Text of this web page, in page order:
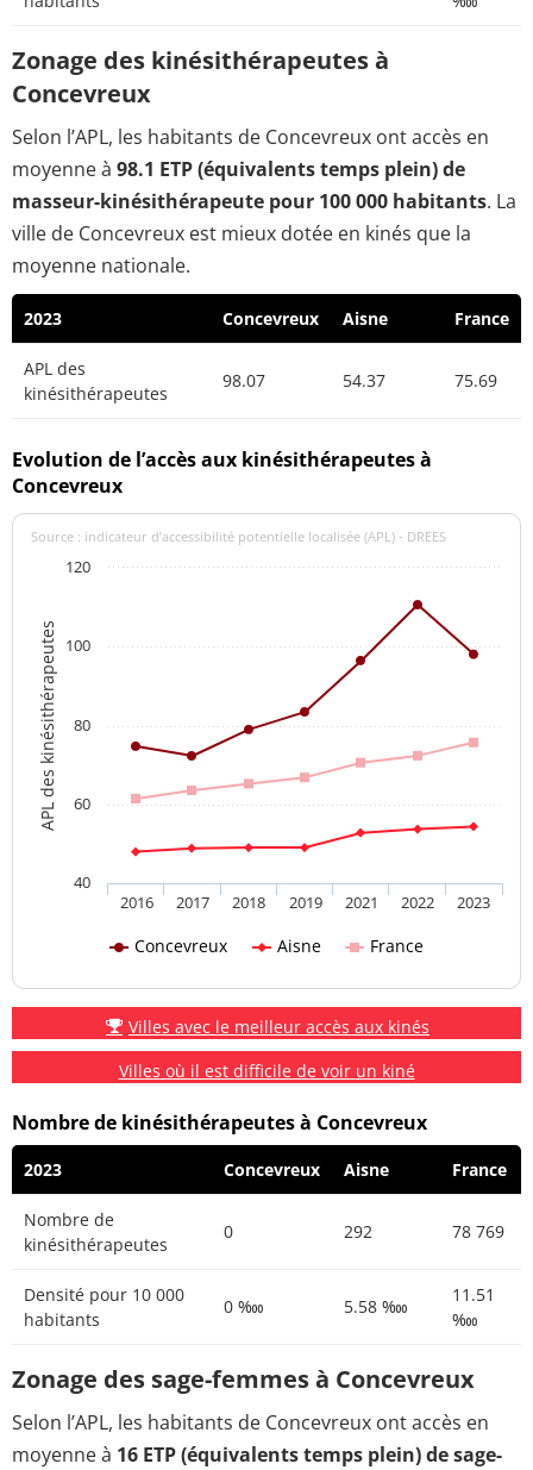
Zonage des kinésithérapeutes à
Concevreux
Selon l’APL, les habitants de Concevreux ont accès en
moyenne à 98.1 ETP (équivalents temps plein) de
masseur-kinésithérapeute pour 100 000 habitants. La
ville de Concevreux est mieux dotée en kinés que la
moyenne nationale.
2023 Concevreux Aisne France
APL des
kinésithérapeutes
98.07 54.37 75.69
Evolution de l’accès aux kinésithérapeutes à
Concevreux
APL des kinésithérapeutes
Source : indicateur d’accessibilité potentielle localisée (APL) - DREES
Concevreux Aisne France
2016 2017 2018 2019 2021 2022 2023
40
60
80
100
120
Villes avec le meilleur accès aux kinés
Villes où il est difficile de voir un kiné
Nombre de kinésithérapeutes à Concevreux
2023 Concevreux Aisne France
Nombre de
kinésithérapeutes
0 292 78 769
Densité pour 10 000
habitants
0 ‱ 5.58 ‱
11.51
‱
Zonage des sage-femmes à Concevreux
Selon l’APL, les habitants de Concevreux ont accès en
moyenne à 16 ETP (équivalents temps plein) de sage-